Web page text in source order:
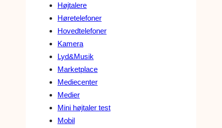
Højtalere
Høretelefoner
Hovedtelefoner
Kamera
Lyd&Musik
Marketplace
Mediecenter
Medier
Mini højtaler test
Mobil